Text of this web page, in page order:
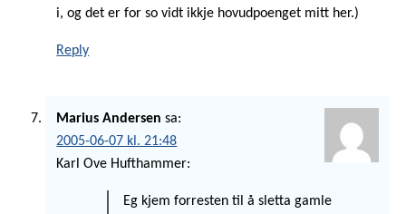
i, og det er for so vidt ikkje hovudpoenget mitt her.)
Reply
Marius Andersen sa:
2005-06-07 kl. 21:48
Karl Ove Hufthammer:
Eg kjem forresten til å sletta gamle